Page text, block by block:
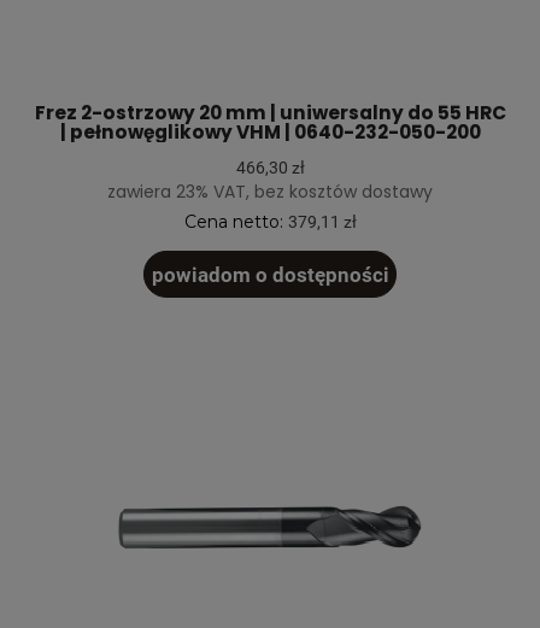
Frez 2-ostrzowy 20 mm | uniwersalny do 55 HRC
| pełnowęglikowy VHM | 0640-232-050-200
466,30 zł
zawiera 23% VAT, bez kosztów dostawy
Cena netto: 379,11 zł
powiadom o dostępności